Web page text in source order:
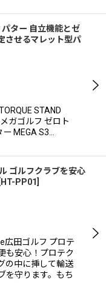
ター 自立機能とゼ
させるマレット型パ
STAND
ガゴルフ ゼロト
MEGA S3…
ゴルフクラブを安心
HT-PP01
広田ゴルフ プロテ
も安心！プロテク
の中に挿して輸送
を守ります。もち